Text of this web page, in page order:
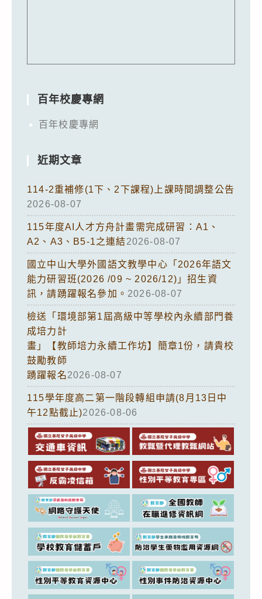
百年校慶專網
百年校慶專網
近期文章
114-2重補修(1下、2下課程)上課時間調整公告
2026-08-07
115年度AI人才方舟計畫需完成研習：A1、
A2、A3、B5-1之連結2026-08-07
國立中山大學外國語文教學中心「2026年語文
能力研習班(2026 /09 ~ 2026/12)」招生資
訊，請踴躍報名參加。 2026-08-07
檢送「環境部第1屆高級中等學校內永續部門養
成培力計
畫」【教師培力永續工作坊】簡章1份，請貴校
鼓勵教師
踴躍報名2026-08-07
115學年度高二第一階段轉組申請(8月13日中
午12點截止)2026-08-06